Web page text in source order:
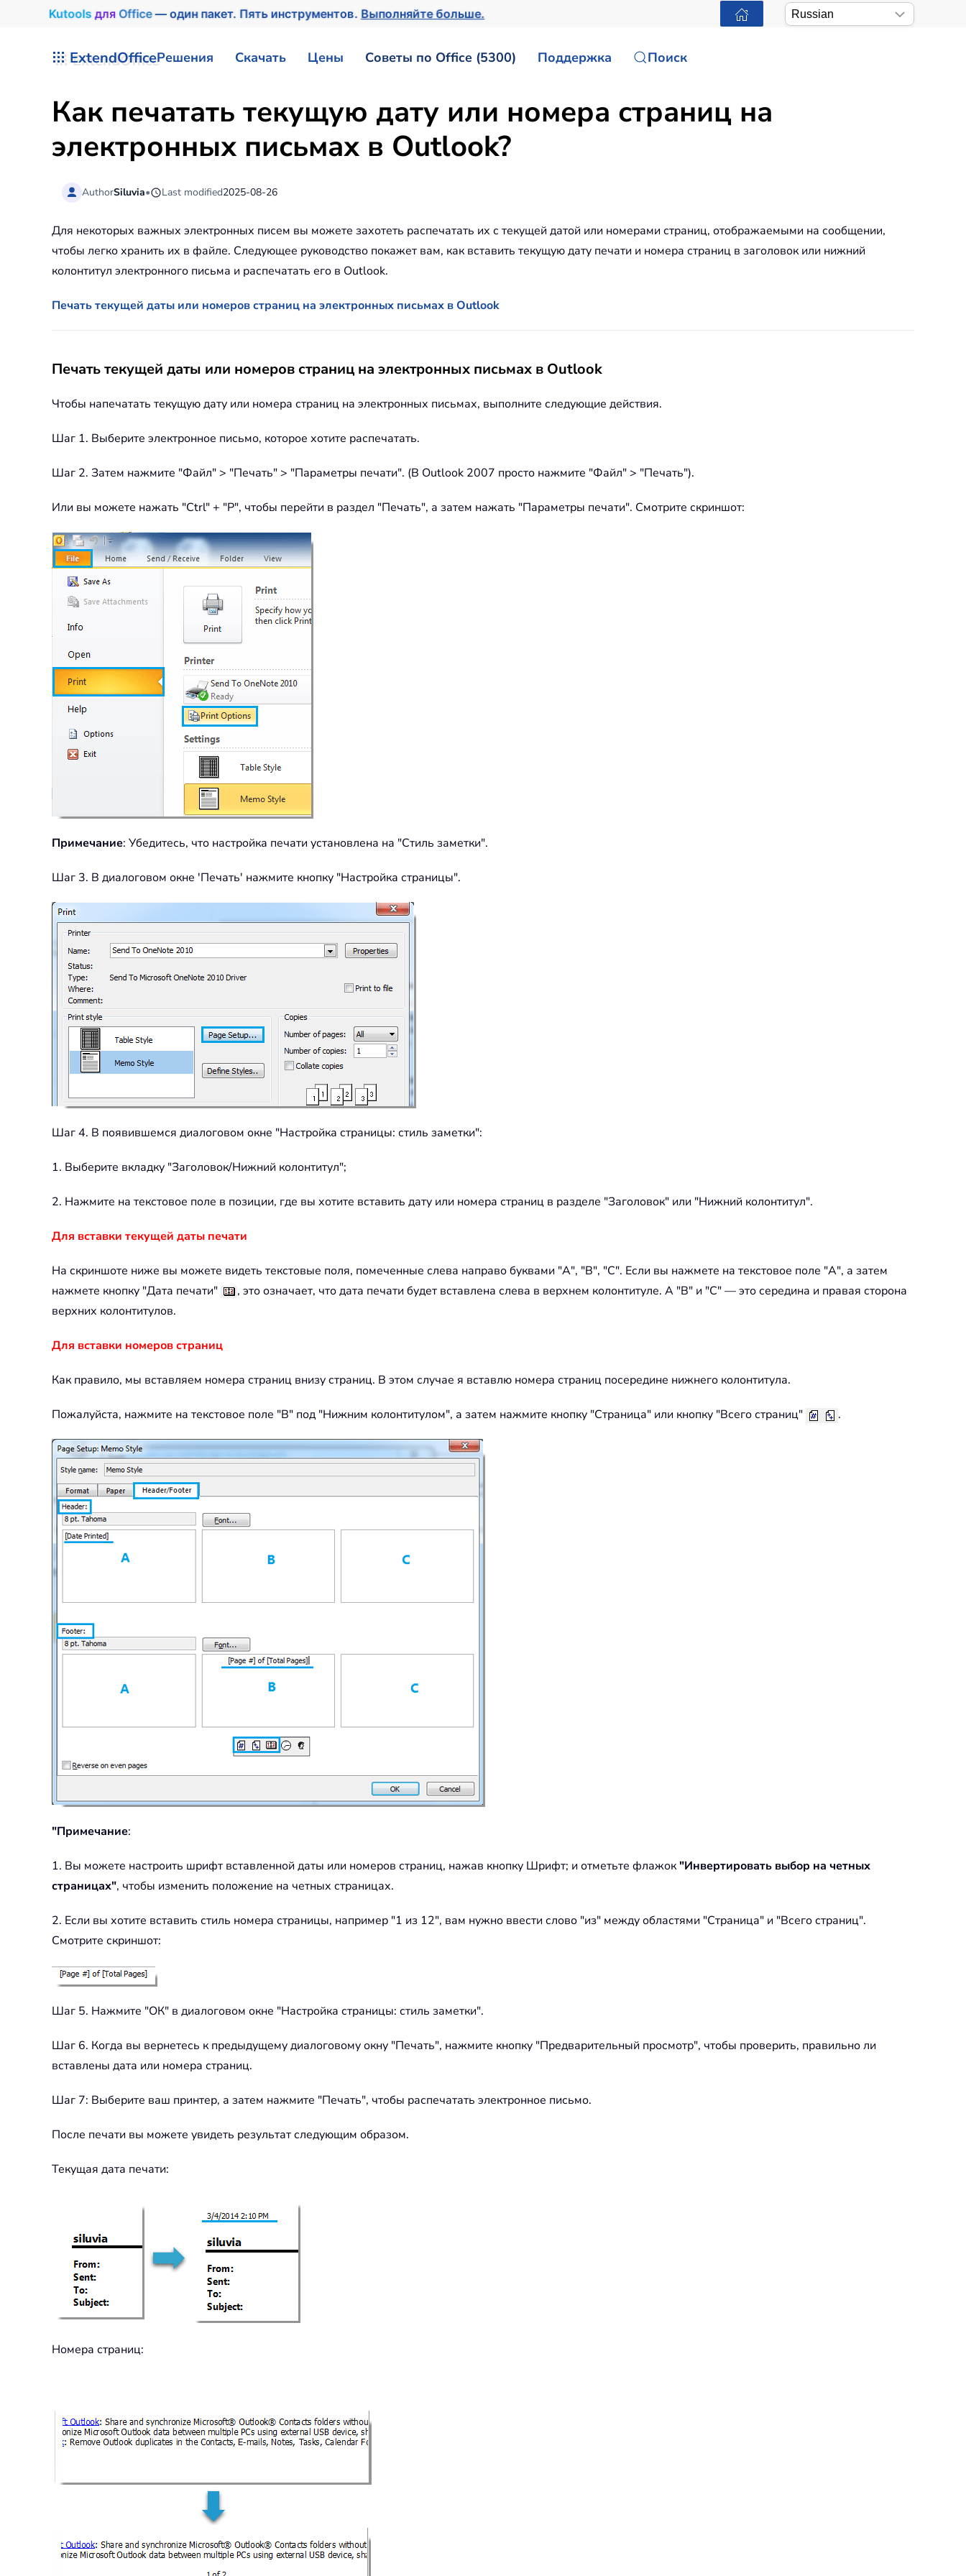
Kutools для Office— один пакет. Пять инструментов.Выполняйте больше.
ExtendOfficeРешения Скачать Цены Советы по Office (5300) Поддержка Поиск
Как печатать текущую дату или номера страниц на
электронных письмах в Outlook?
AuthorSiluvia• Last modified2025-08-26
Для некоторых важных электронных писем вы можете захотеть распечатать их с текущей датой или номерами страниц, отображаемыми на сообщении,
чтобы легко хранить их в файле. Следующее руководство покажет вам, как вставить текущую дату печати и номера страниц в заголовок или нижний
колонтитул электронного письма и распечатать его в Outlook.
Печать текущей даты или номеров страниц на электронных письмах в Outlook
Печать текущей даты или номеров страниц на электронных письмах в Outlook
Чтобы напечатать текущую дату или номера страниц на электронных письмах, выполните следующие действия.
Шаг 1. Выберите электронное письмо, которое хотите распечатать.
Шаг 2. Затем нажмите "Файл" > "Печать" > "Параметры печати". (В Outlook 2007 просто нажмите "Файл" > "Печать").
Или вы можете нажать "Ctrl" + "P", чтобы перейти в раздел "Печать", а затем нажать "Параметры печати". Смотрите скриншот:
Примечание: Убедитесь, что настройка печати установлена на "Стиль заметки".
Шаг 3. В диалоговом окне 'Печать' нажмите кнопку "Настройка страницы".
Шаг 4. В появившемся диалоговом окне "Настройка страницы: стиль заметки":
1. Выберите вкладку "Заголовок/Нижний колонтитул";
2. Нажмите на текстовое поле в позиции, где вы хотите вставить дату или номера страниц в разделе "Заголовок" или "Нижний колонтитул".
Для вставки текущей даты печати
На скриншоте ниже вы можете видеть текстовые поля, помеченные слева направо буквами "A", "B", "C". Если вы нажмете на текстовое поле "A", а затем
нажмете кнопку "Дата печати"
, это означает, что дата печати будет вставлена слева в верхнем колонтитуле. А "B" и "C" — это середина и правая сторона
верхних колонтитулов.
Для вставки номеров страниц
Как правило, мы вставляем номера страниц внизу страниц. В этом случае я вставлю номера страниц посередине нижнего колонтитула.
Пожалуйста, нажмите на текстовое поле "B" под "Нижним колонтитулом", а затем нажмите кнопку "Страница" или кнопку "Всего страниц" .
"Примечание:
1. Вы можете настроить шрифт вставленной даты или номеров страниц, нажав кнопку Шрифт; и отметьте флажок"Инвертировать выбор на четных
страницах", чтобы изменить положение на четных страницах.
2. Если вы хотите вставить стиль номера страницы, например "1 из 12", вам нужно ввести слово "из" между областями "Страница" и "Всего страниц".
Смотрите скриншот:
Шаг 5. Нажмите "ОК" в диалоговом окне "Настройка страницы: стиль заметки".
Шаг 6. Когда вы вернетесь к предыдущему диалоговому окну "Печать", нажмите кнопку "Предварительный просмотр", чтобы проверить, правильно ли
вставлены дата или номера страниц.
Шаг 7: Выберите ваш принтер, а затем нажмите "Печать", чтобы распечатать электронное письмо.
После печати вы можете увидеть результат следующим образом.
Текущая дата печати:
Номера страниц: